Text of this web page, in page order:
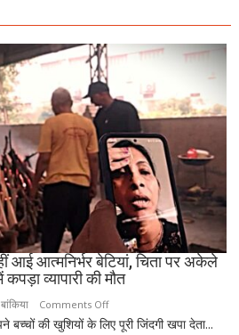
यात्रा
निकला
परिवार,
बेटे-
बहुओं
ने
उठाया
जिम्मा,
बोले-
माता-
पिता
की
सेवा
ही
आई आत्मनिर्भर बेटियां, चिता पर अकेले
कपड़ा व्यापारी की मौत
Comments Offon
पिता
की खुशियों के लिए पूरी जिंदगी खपा देता...